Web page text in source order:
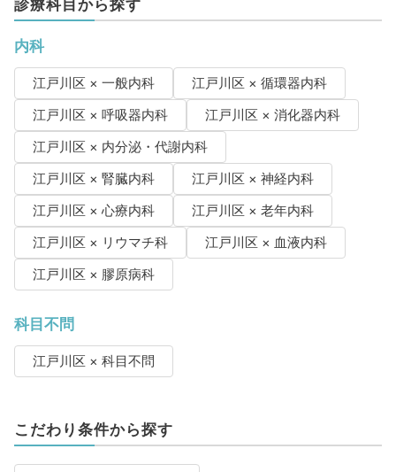
診療科目から探す
内科
江戸川区 × 一般内科
江戸川区 × 循環器内科
江戸川区 × 呼吸器内科
江戸川区 × 消化器内科
江戸川区 × 内分泌・代謝内科
江戸川区 × 腎臓内科
江戸川区 × 神経内科
江戸川区 × 心療内科
江戸川区 × 老年内科
江戸川区 × リウマチ科
江戸川区 × 血液内科
江戸川区 × 膠原病科
科目不問
江戸川区 × 科目不問
こだわり条件から探す